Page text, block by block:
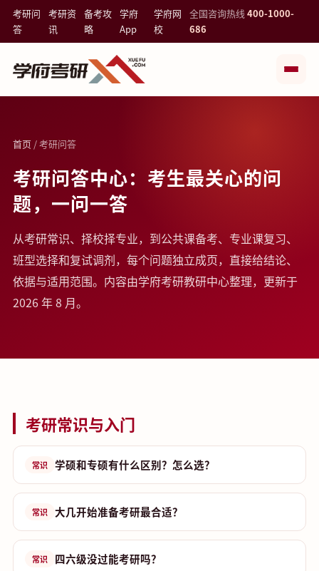
考研问
答
考研资
讯
备考攻
略
学府
App
学府网
校
全国咨询热线400-1000-
686
首页/ 考研问答
考研问答中心：考生最关心的问
题，一问一答
从考研常识、择校择专业，到公共课备考、专业课复习、
班型选择和复试调剂，每个问题独立成页，直接给结论、
依据与适用范围。内容由学府考研教研中心整理，更新于
2026 年 8 月。
考研常识与入门
常识 学硕和专硕有什么区别？怎么选？
常识 大几开始准备考研最合适？
常识 四六级没过能考研吗？